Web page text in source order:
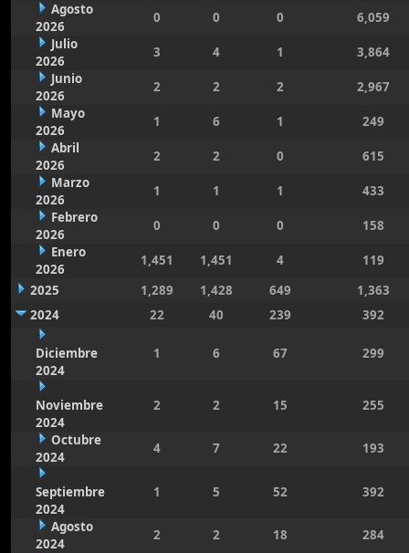
Agosto
2026
0 0 0
6,059
Julio
2026
3 4 1
3,864
Junio
2026
2 2 2
2,967
Mayo
2026
1 6 1
249
Abril
2026
2 2 0
615
Marzo
2026
1 1 1
433
Febrero
2026
0 0 0
158
Enero
2026
1,451 1,451 4
119
2025
1,289 1,428 649
1,363
2024
22 40 239 392
Diciembre
2024
1 6 67 299
Noviembre
2024
2 2 15 255
Octubre
2024
4 7 22 193
Septiembre
2024
1 5 52 392
Agosto
2024
2 2 18
284